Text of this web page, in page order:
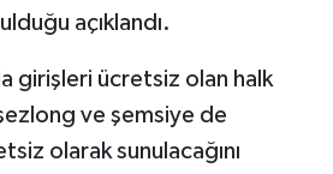
açıklandı.
girişleri ücretsiz olan halk
ve şemsiye de
olarak sunulacağını